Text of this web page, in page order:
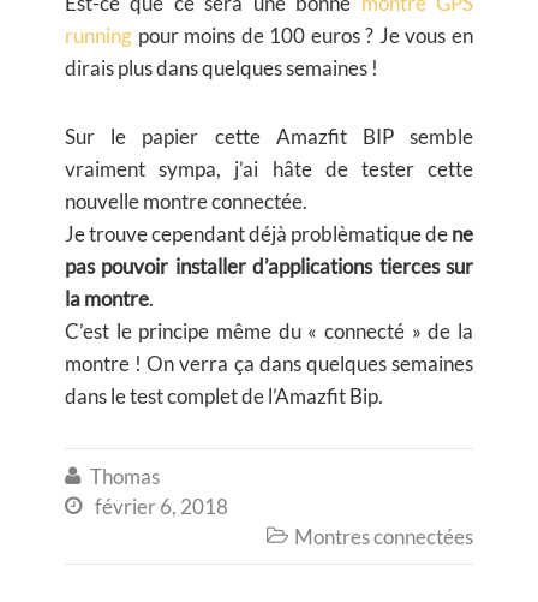
running pour moins de 100 euros ? Je vous en
dirais plus dans quelques semaines !
Sur le papier cette Amazfit BIP semble
vraiment sympa, j’ai hâte de tester cette
nouvelle montre connectée.
Je trouve cependant déjà problèmatique dene
pas pouvoir installer d’applications tierces sur
la montre.
C’est le principe même du « connecté » de la
montre ! On verra ça dans quelques semaines
dans le test complet de l’Amazfit Bip.
 Thomas
 février 6, 2018
 Montres connectées